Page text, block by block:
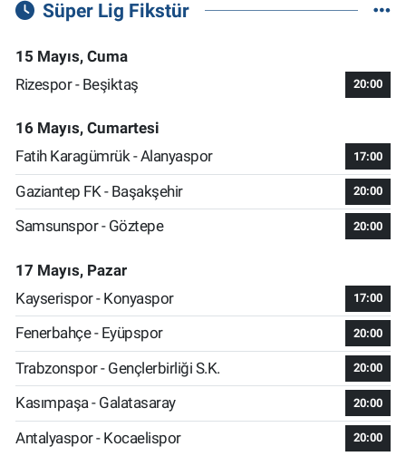
Süper Lig Fikstür
15 Mayıs, Cuma
Rizespor - Beşiktaş
20:00
16 Mayıs, Cumartesi
Fatih Karagümrük - Alanyaspor
17:00
Gaziantep FK - Başakşehir 20:00
Samsunspor - Göztepe 20:00
17 Mayıs, Pazar
Kayserispor - Konyaspor
17:00
Fenerbahçe - Eyüpspor 20:00
Trabzonspor - Gençlerbirliği S.K. 20:00
Kasımpaşa - Galatasaray 20:00
Antalyaspor - Kocaelispor 20:00